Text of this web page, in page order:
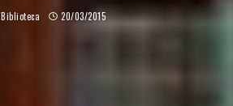
Biblioteca 20/03/2015